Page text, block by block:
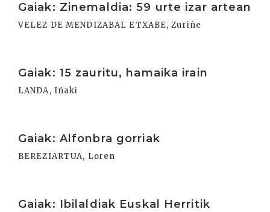
Gaiak: Zinemaldia: 59 urte izar artean
VELEZ DE MENDIZABAL ETXABE, Zuriñe
Gaiak: 15 zauritu, hamaika irain
LANDA, Iñaki
Gaiak: Alfonbra gorriak
BEREZIARTUA, Loren
Gaiak: Ibilaldiak Euskal Herritik